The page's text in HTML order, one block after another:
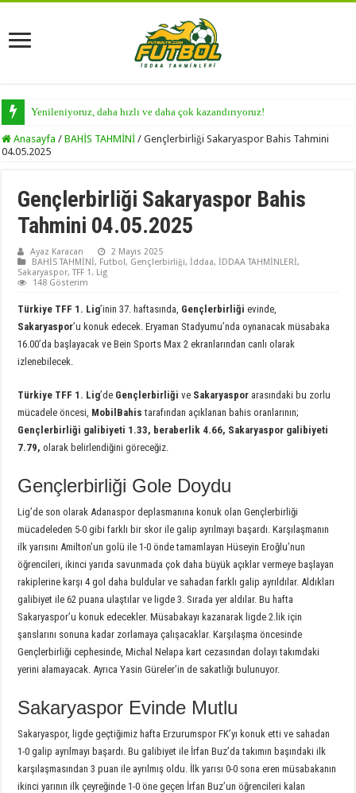
Yenileniyoruz, daha hızlı ve daha çok kazandırıyoruz!
Anasayfa / BAHİS TAHMİNİ / Gençlerbirliği Sakaryaspor Bahis Tahmini
04.05.2025
Gençlerbirliği Sakaryaspor Bahis
Tahmini 04.05.2025
Ayaz Karacan
2 Mayıs 2025
BAHİS TAHMİNİ, Futbol, Gençlerbirliği,İddaa,İDDAA TAHMİNLERİ,
Sakaryaspor,TFF 1. Lig
148 Gösterim
Türkiye TFF 1. Lig’inin 37. haftasında, Gençlerbirliğievinde,
Sakaryaspor’u konuk edecek. Eryaman Stadyumu’nda oynanacak müsabaka
16.00’da başlayacak ve Bein Sports Max 2 ekranlarından canlı olarak
izlenebilecek.
Türkiye TFF 1. Lig’de Gençlerbirliğive Sakaryaspor arasındaki bu zorlu
mücadele öncesi, MobilBahistarafından açıklanan bahis oranlarının;
Gençlerbirliği galibiyeti 1.33, beraberlik 4.66, Sakaryaspor galibiyeti
7.79,olarak belirlendiğini göreceğiz.
Gençlerbirliği Gole Doydu
Lig’de son olarak Adanaspor deplasmanına konuk olan Gençlerbirliği
mücadeleden 5-0 gibi farklı bir skor ile galip ayrılmayı başardı. Karşılaşmanın
ilk yarısını Amilton’un golü ile 1-0 önde tamamlayan Hüseyin Eroğlu’nun
öğrencileri, ikinci yarıda savunmada çok daha büyük açıklar vermeye başlayan
rakiplerine karşı 4 gol daha buldular ve sahadan farklı galip ayrıldılar. Aldıkları
galibiyet ile 62 puana ulaştılar ve ligde 3. Sırada yer aldılar. Bu hafta
Sakaryaspor’u konuk edecekler. Müsabakayı kazanarak ligde 2.lik için
şanslarını sonuna kadar zorlamaya çalışacaklar. Karşılaşma öncesinde
Gençlerbirliği cephesinde, Michal Nelapa kart cezasından dolayı takımdaki
yerini alamayacak. Ayrıca Yasin Güreler’in de sakatlığı bulunuyor.
Sakaryaspor Evinde Mutlu
Sakaryaspor, ligde geçtiğimiz hafta Erzurumspor FK’yı konuk etti ve sahadan
1-0 galip ayrılmayı başardı. Bu galibiyet ile İrfan Buz’da takımın başındaki ilk
karşılaşmasından 3 puan ile ayrılmış oldu. İlk yarısı 0-0 sona eren müsabakanın
ikinci yarının ilk çeyreğinde 1-0 öne geçen İrfan Buz’un öğrencileri kalan